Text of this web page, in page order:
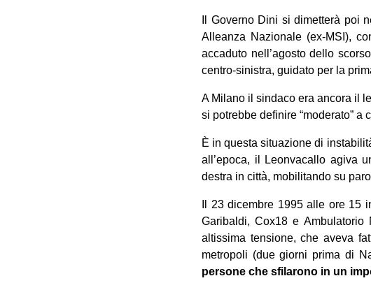
Il Governo Dini si dimetterà poi
Alleanza Nazionale (ex-MSI),
accaduto nell’agosto dello
centro-sinistra, guidato per la
A Milano il sindaco era ancora il
si potrebbe definire “moderato”
È in questa situazione di
all’epoca, il Leonvacallo agiva
destra in città, mobilitando su
Il 23 dicembre 1995 alle ore 15
Garibaldi, Cox18 e
altissima tensione, che aveva
metropoli (due giorni prima di
persone che sfilarono in un